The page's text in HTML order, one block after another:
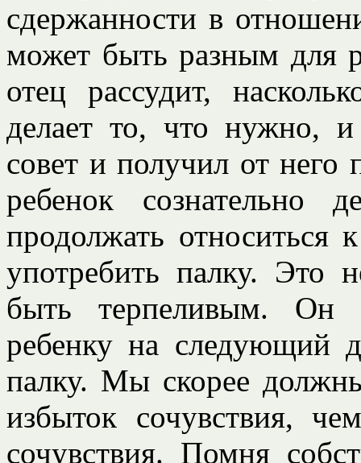
сдержанности в
может быть разным для
отец рассудит,
делает то, что нужно,
совет и получил от него
ребенок сознательно
продолжать относиться
употребить палку. Это
быть терпеливым. Он
ребенку на следующий
палку. Мы скорее
избыток сочувствия,
сочувствия. Помня